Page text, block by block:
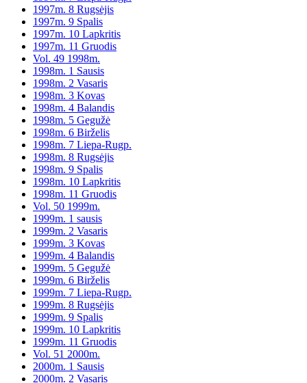
1997m. 8 Rugsėjis
1997m. 9 Spalis
1997m. 10 Lapkritis
1997m. 11 Gruodis
Vol. 49 1998m.
1998m. 1 Sausis
1998m. 2 Vasaris
1998m. 3 Kovas
1998m. 4 Balandis
1998m. 5 Gegužė
1998m. 6 Birželis
1998m. 7 Liepa-Rugp.
1998m. 8 Rugsėjis
1998m. 9 Spalis
1998m. 10 Lapkritis
1998m. 11 Gruodis
Vol. 50 1999m.
1999m. 1 sausis
1999m. 2 Vasaris
1999m. 3 Kovas
1999m. 4 Balandis
1999m. 5 Gegužė
1999m. 6 Birželis
1999m. 7 Liepa-Rugp.
1999m. 8 Rugsėjis
1999m. 9 Spalis
1999m. 10 Lapkritis
1999m. 11 Gruodis
Vol. 51 2000m.
2000m. 1 Sausis
2000m. 2 Vasaris